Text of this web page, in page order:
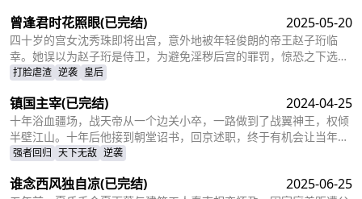
现，不仅捣乱了莫柯的计划，还让她闯进了莫柯的心里。事后，莫柯
购买了姜十七所在的公司，成了空降的老板，开始了自己的茫茫追妻
之旅……
曾逢君时花照眼(已完结) 2025-05-20
四十岁的宫女沈秀珠即将出宫，意外地被年轻俊朗的帝王赵子珩临
幸。她误以为赵子珩是侍卫，为避免淫秽后宫的罪罚，惊恐之下选择
了逃离。六年后，沈秀珠携龙凤胎现身宫廷百子宴，却被亲族羞辱和
贵，成为人人敬仰的皇后，狠狠打了那些人的脸！
打脸虐渣 逆袭 皇后
镇国主宰(已完结) 2024-04-25
十年浴血疆场，战天帝从一个边关小卒，一路做到了战翼神王，权倾
半壁江山。十年后他接到朝堂诏书，回京述职，终于有机会让当年害
自己母亲的仇人为之付出代价
强者回归 天下无敌 逆袭
谁念西风独自凉(已完结) 2025-06-25